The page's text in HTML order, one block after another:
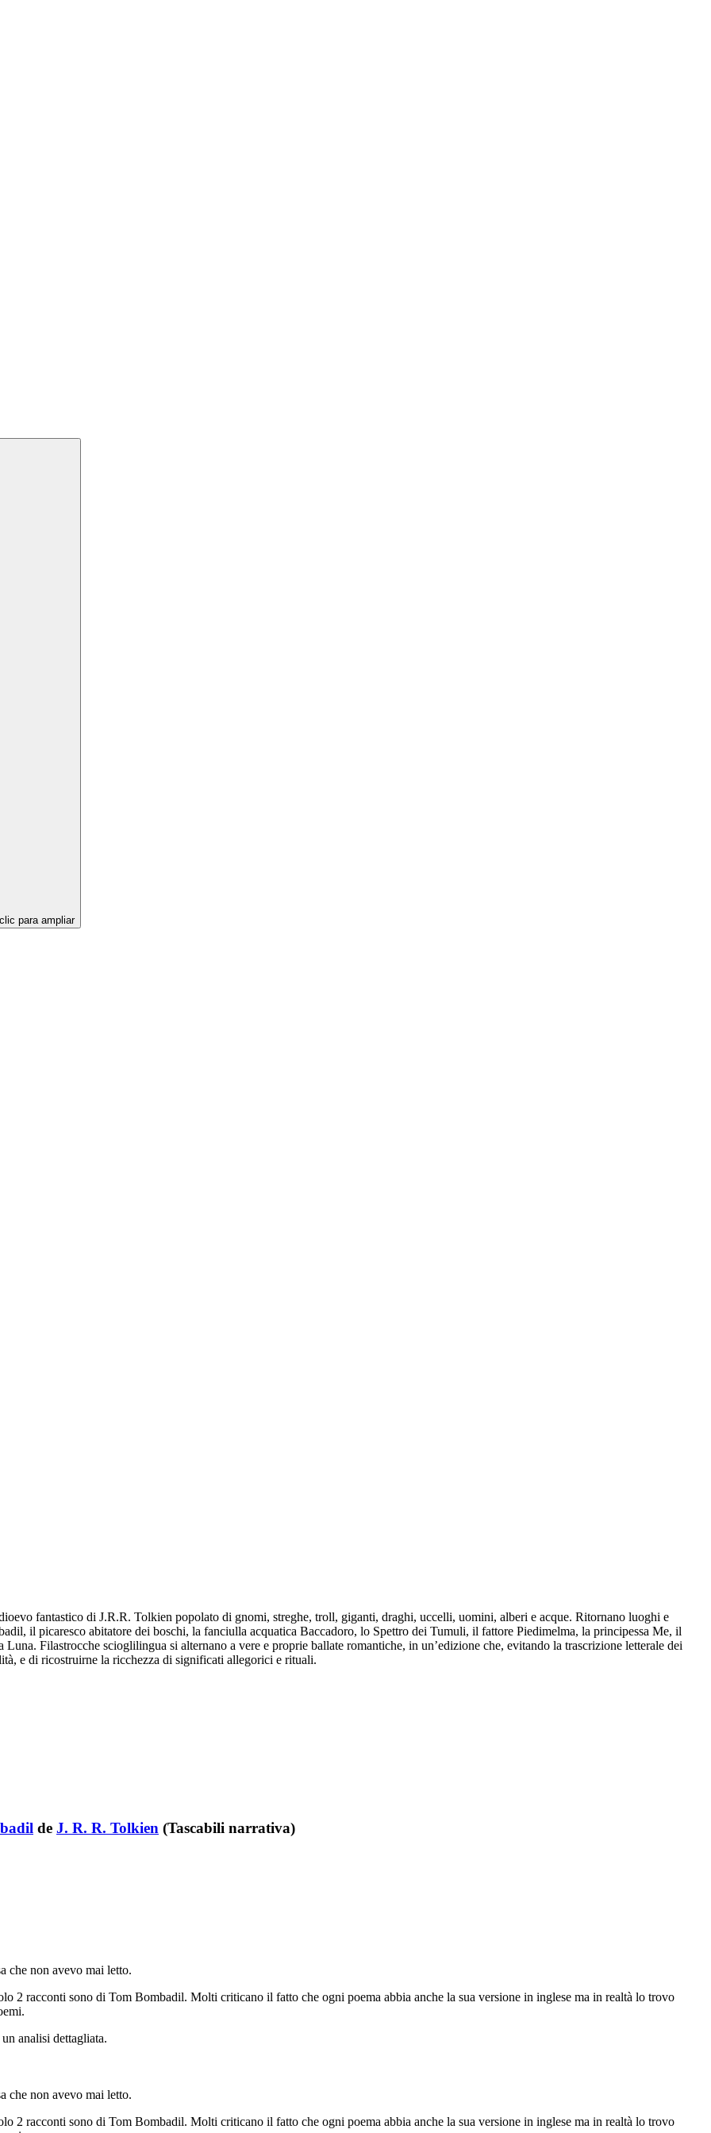
para ampliar
fantastico di J.R.R. Tolkien popolato di gnomi, streghe, troll, giganti, draghi, uccelli, uomini, alberi e acque. Ritornano luoghi e
il picaresco abitatore dei boschi, la fanciulla acquatica Baccadoro, lo Spettro dei Tumuli, il fattore Piedimelma, la principessa Me, il
Filastrocche scioglilingua si alternano a vere e proprie ballate romantiche, in un’edizione che, evitando la trascrizione letterale dei
e di ricostruirne la ricchezza di significati allegorici e rituali.
de J. R. R. Tolkien (Tascabili narrativa)
che non avevo mai letto.
2 racconti sono di Tom Bombadil. Molti criticano il fatto che ogni poema abbia anche la sua versione in inglese ma in realtà lo trovo
analisi dettagliata.
che non avevo mai letto.
2 racconti sono di Tom Bombadil. Molti criticano il fatto che ogni poema abbia anche la sua versione in inglese ma in realtà lo trovo